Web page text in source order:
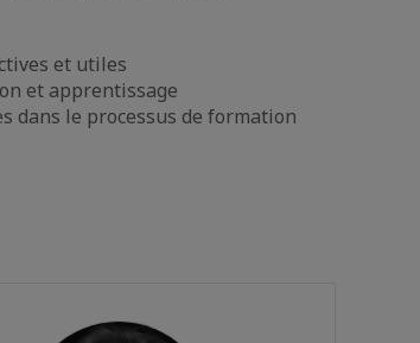
et utiles
et apprentissage
dans le processus de formation